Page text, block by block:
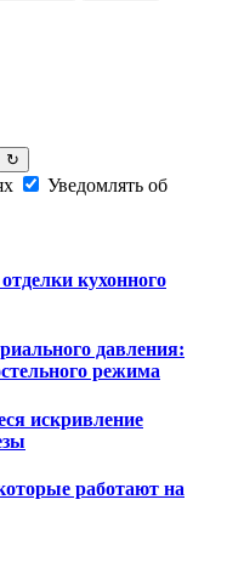
↻
Уведомлять об
кухонного
давления:
режима
искривление
работают на